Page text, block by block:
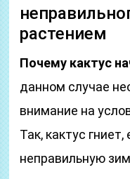
растением
Почему кактус
данном случае
внимание на
Так, кактус
неправильную